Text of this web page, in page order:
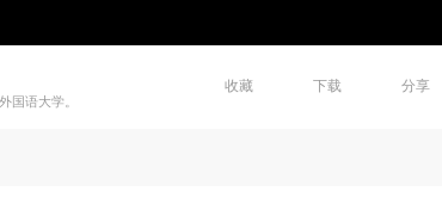
国语大学。
收藏 下载 分享